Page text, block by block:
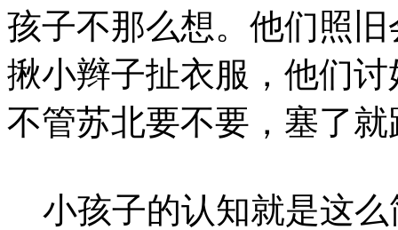
孩子不那么想。他们照
揪小辫子扯衣服，他们
不管苏北要不要，塞了就
小孩子的认知就是这么